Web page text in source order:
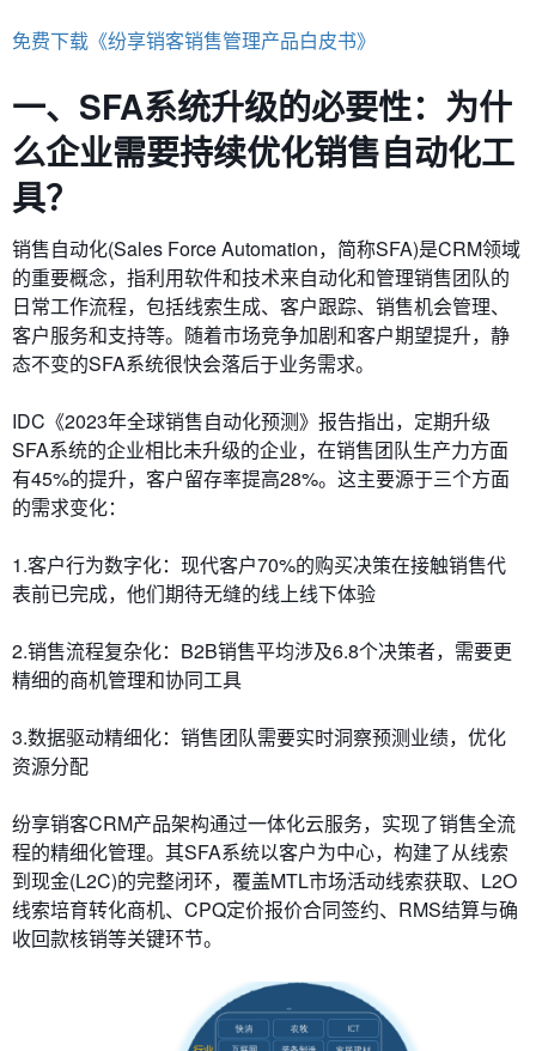
免费下载《纷享销客销售管理产品白皮书》
一、SFA系统升级的必要性：为什
么企业需要持续优化销售自动化工
具？
销售自动化(Sales Force Automation，简称SFA)是CRM领域
的重要概念，指利用软件和技术来自动化和管理销售团队的
日常工作流程，包括线索生成、客户跟踪、销售机会管理、
客户服务和支持等。随着市场竞争加剧和客户期望提升，静
态不变的SFA系统很快会落后于业务需求。
IDC《2023年全球销售自动化预测》报告指出，​​定期升级
SFA系统的企业​​相比未升级的企业，在销售团队生产力方面
有45%的提升，客户留存率提高28%。这主要源于三个方面
的需求变化：
1.​​客户行为数字化​​：现代客户70%的购买决策在接触销售代
表前已完成，他们期待无缝的线上线下体验
2.​​销售流程复杂化​​：B2B销售平均涉及6.8个决策者，需要更
精细的商机管理和协同工具
3.​​数据驱动精细化​​：销售团队需要实时洞察预测业绩，优化
资源分配
纷享销客CRM产品架构通过一体化云服务，实现了销售全流
程的精细化管理。其SFA系统以客户为中心，构建了从线索
到现金(L2C)的完整闭环，覆盖MTL市场活动线索获取、L2O
线索培育转化商机、CPQ定价报价合同签约、RMS结算与确
收回款核销等关键环节。